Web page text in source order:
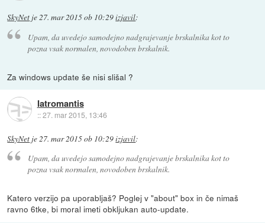
SkyNet je27. mar 2015 ob 10:29izjavil:
Upam, da uvedejo samodejno nadgrajevanje brskalnika kot to
pozna vsak normalen, novodoben brskalnik.
Za windows update še nisi slišal ?
Iatromantis
::27. mar 2015, 13:46
SkyNet je27. mar 2015 ob 10:29izjavil:
Upam, da uvedejo samodejno nadgrajevanje brskalnika kot to
pozna vsak normalen, novodoben brskalnik.
Katero verzijo pa uporabljaš? Poglej v "about" box in če nimaš
ravno 6tke, bi moral imeti obkljukan auto-update.